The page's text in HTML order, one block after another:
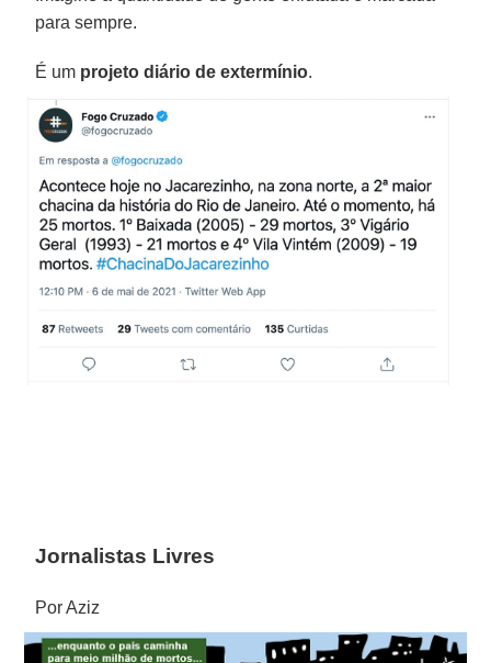
para sempre.
É um projeto diário de extermínio.
Jornalistas Livres
Por Aziz